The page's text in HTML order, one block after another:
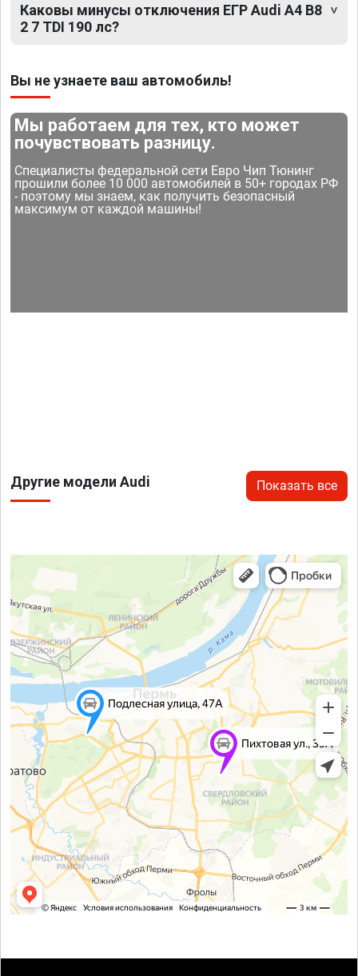
Каковы минусы отключения ЕГР Audi A4 B8
2 7 TDI 190 лс?
Вы не узнаете ваш автомобиль!
Мы работаем для тех, кто может
почувствовать разницу.
Специалисты федеральной сети Евро Чип Тюнинг
прошили более 10 000 автомобилей в 50+ городах РФ
- поэтому мы знаем, как получить безопасный
максимум от каждой машины!
Другие модели Audi Показать все